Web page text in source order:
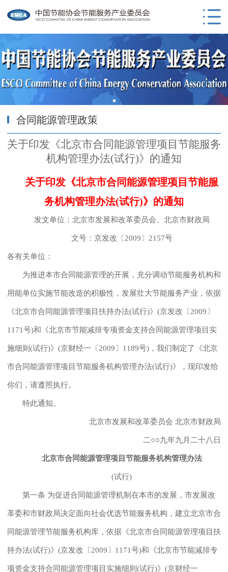
合同能源管理政策
关于印发《北京市合同能源管理项目节能服务
机构管理办法(试行)》的通知
关于印发《北京市合同能源管理项目节能服
务机构管理办法(试行)》的通知
发文单位：北京市发展和改革委员会、北京市财政局
文号：京发改〔2009〕2157号
各有关单位：
为推进本市合同能源管理的开展，充分调动节能服务机构和
用能单位实施节能改造的积极性，发展壮大节能服务产业，依据
《北京市合同能源管理项目扶持办法(试行)》(京发改〔2009〕
1171号)和《北京市节能减排专项资金支持合同能源管理项目实
施细则(试行)》(京财经一〔2009〕1189号)，我们制定了《北京
市合同能源管理项目节能服务机构管理办法(试行)》，现印发给
你们，请遵照执行。
特此通知。
北京市发展和改革委员会 北京市财政局
二○○九年九月二十八日
北京市合同能源管理项目节能服务机构管理办法
(试行)
第一条 为促进合同能源管理机制在本市的发展，市发展改
革委和市财政局决定面向社会优选节能服务机构，建立北京市合
同能源管理节能服务机构库，依据《北京市合同能源管理项目扶
持办法(试行)》(京发改〔2009〕1171号)和《北京市节能减排专
项资金支持合同能源管理项目实施细则(试行)》(京财经一